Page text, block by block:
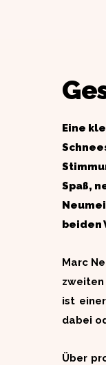
Eine
Spaß,
beiden
Marc
ist
dabei
Über